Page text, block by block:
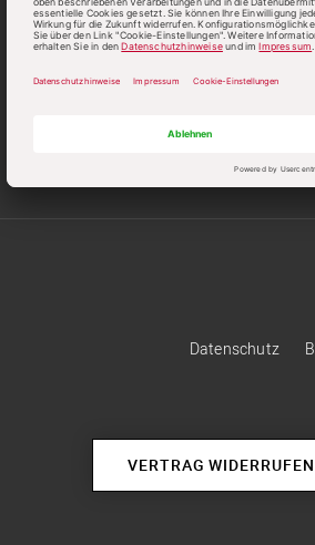
Verlag:
Datenschutz
VERTRAG WIDERRUFEN